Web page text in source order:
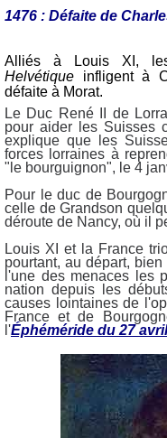
1476 : Défaite de
Alliés à Louis XI,
Helvétique infligent à
défaite à Morat.
Le Duc René II de
pour aider les Suisses
explique que les
forces lorraines à
"le bourguignon", le 4
Pour le duc de
celle de Grandson
déroute de Nancy, où il
Louis XI et la France
pourtant, au départ,
l'une des menaces les
nation depuis les
causes lointaines de
France et de
l'Éphéméride du 27 avril